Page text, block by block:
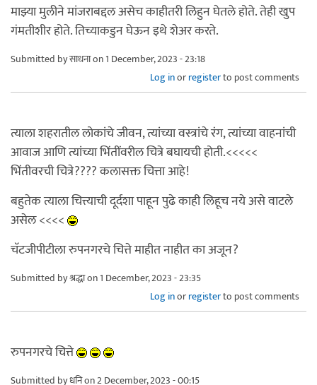
माझ्या मुलीने मांजराबद्दल असेच काहीतरी लिहुन घेतले होते. तेही खुप
गंमतीशीर होते. तिच्याकडुन घेऊन इथे शेअर करते.
Submitted byसाधनाon 1 December, 2023 - 23:18
Log inorregisterto post comments
त्याला शहरातील लोकांचे जीवन, त्यांच्या वस्त्रांचे रंग, त्यांच्या वाहनांची
आवाज आणि त्यांच्या भिंतींवरील चित्रे बघायची होती.<<<<<
भिंतीवरची चित्रे???? कलासक्त चित्ता आहे!
बहुतेक त्याला चित्त्याची दूर्दशा पाहून पुढे काही लिहूच नये असे वाटले
असेल <<<<
चॅटजीपीटीला रुपनगरचे चित्ते माहीत नाहीत का अजून?
Submitted byश्रद्धाon 1 December, 2023 - 23:35
Log inorregisterto post comments
रुपनगरचे चित्ते
Submitted byधनिon 2 December, 2023 - 00:15